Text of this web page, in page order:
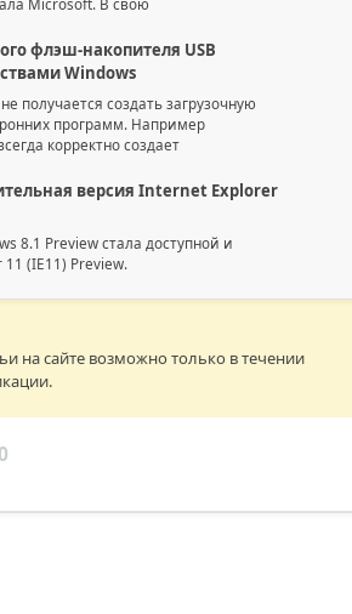
Microsoft. В свою
флэш-накопителя USB
Windows
получается создать загрузочную
программ. Например
корректно создает
версия Internet Explorer
8.1 Preview стала доступной и
(IE11) Preview.
на сайте возможно только в течении